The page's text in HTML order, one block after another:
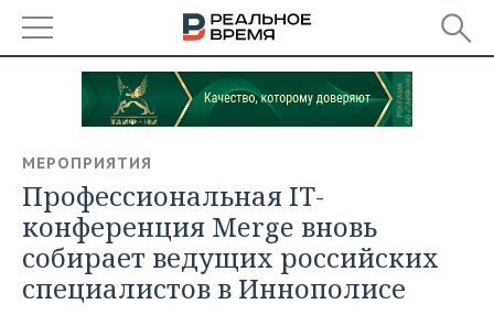
РЕГИОНЫ
БАШКОРТОСТАН
УДМУРТИЯ
НОВОСТИ
АНАЛИТИКА
НОВОСТИ АНАЛИТИКИ
ДЕКЛАРАЦИИ О ДОХОДАХ
ЭКОНОМИКА
НОВОСТИ ЭКОНОМИКИ
ПРОМЫШЛЕННОСТЬ
МЕРОПРИЯТИЯ
Профессиональная IT-
конференция Merge вновь
собирает ведущих российских
специалистов в Иннополисе